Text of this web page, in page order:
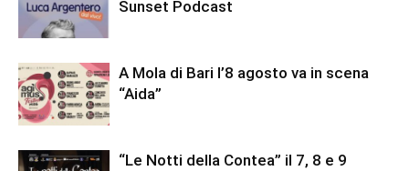
Sunset Podcast
A Mola di Bari l’8 agosto va in scena
“Aida”
“Le Notti della Contea” il 7, 8 e 9